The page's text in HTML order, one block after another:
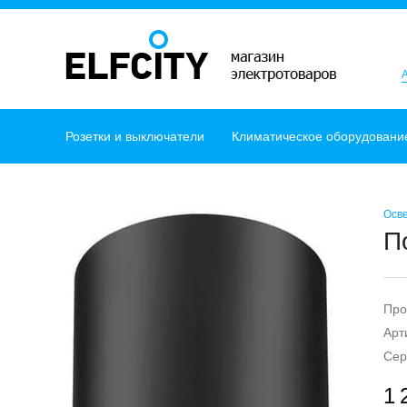
Розетки и выключатели Климатическое
1